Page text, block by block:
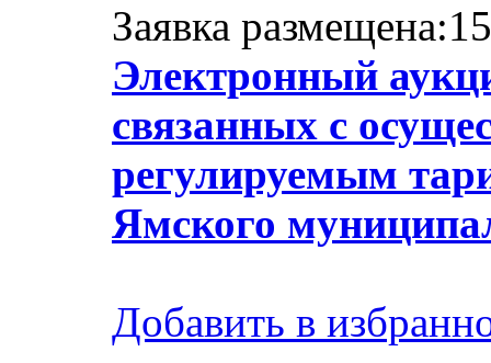
Заявка
Электронный
связанных с
регулируемым
Ямского
Добавить в